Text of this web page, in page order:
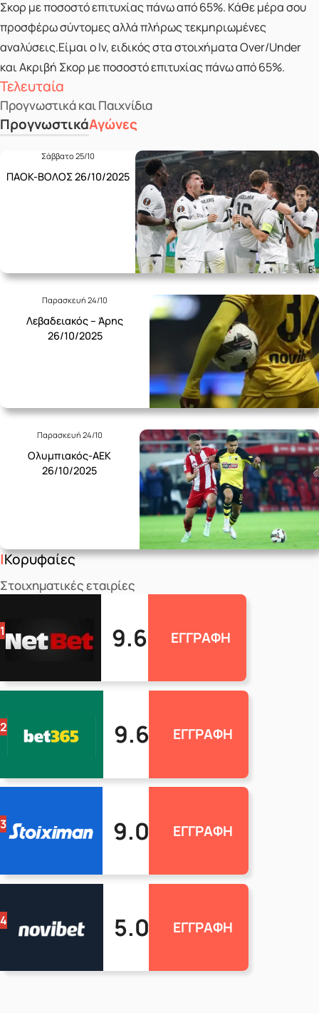
Τελευταία
Προγνωστικά και Παιχνίδια
ΠρογνωστικάΑγώνες
Σάββατο 25/10
ΠΑΟΚ-ΒΟΛΟΣ 26/10/2025
Παρασκευή 24/10
Λεβαδειακός – Άρης
26/10/2025
Παρασκευή 24/10
Ολυμπιακός-ΑΕΚ
26/10/2025
Κορυφαίες
Στοιχηματικές εταιρίες
1 9.6 ΕΓΓΡΑΦΗ
2 9.6 ΕΓΓΡΑΦΗ
3 9.0 ΕΓΓΡΑΦΗ
4 5.0 ΕΓΓΡΑΦΗ
Σκορ με ποσοστό επιτυχίας πάνω από 65%. Κάθε μέρα σου
προσφέρω σύντομες αλλά πλήρως τεκμηριωμένες
αναλύσεις.Είμαι ο lv, ειδικός στα στοιχήματα Over/Under
και Ακριβή Σκορ με ποσοστό επιτυχίας πάνω από 65%.